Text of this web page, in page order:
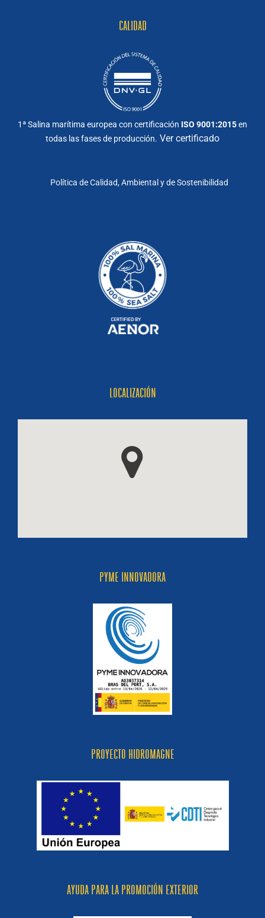
CALIDAD
1ª Salina marítima europea con certificación ISO 9001:2015en
todas las fases de producción. Ver certificado
Política de Calidad, Ambiental y de Sostenibilidad
LOCALIZACIÓN
PYME INNOVADORA
PROYECTO HIDROMAGNE
AYUDA PARA LA PROMOCIÓN EXTERIOR